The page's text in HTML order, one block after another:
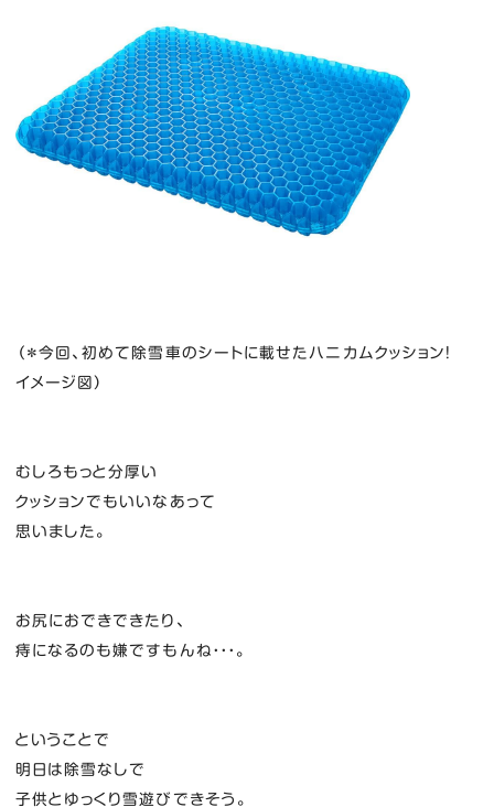
（＊今回、初めて除雪車のシートに載せたハニカムクッション！
イメージ図）
むしろもっと分厚い
クッションでもいいなあって
思いました。
お尻におできできたり、
痔になるのも嫌ですもんね・・・。
ということで
明日は除雪なしで
子供とゆっくり雪遊びできそう。